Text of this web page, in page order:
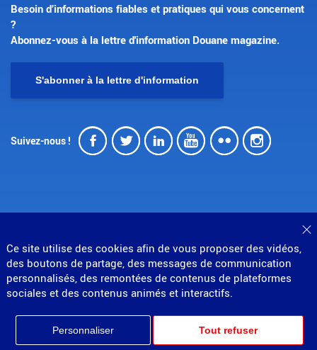
Ce site utilise des cookies afin de vous proposer des vidéos,
des boutons de partage, des messages de communication
personnalisés, des remontées de contenus de plateformes
sociales et des contenus animés et interactifs.
Personnaliser Tout refuser
Besoin d’informations fiables et pratiques qui vous concernent
?
Abonnez-vous à la lettre d'information Douane magazine.
S'abonner à la lettre d'information
Suivez-nous ! Facebook
Twitter
LinkedIn
Youtube
Flickr
MENU
PIED
DE
Mentions légales
Données personnelles
Gestion des cookies
Accessibilité : partiellement conforme
Plan du site